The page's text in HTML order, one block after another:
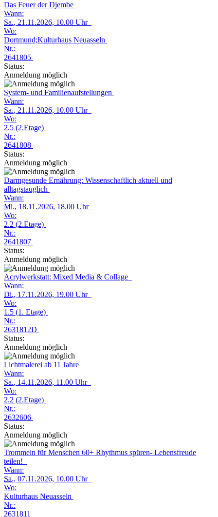
Das Feuer der Djembe
Wann:
Sa., 21.11.2026, 10.00 Uhr
Wo:
Dortmund;Kulturhaus Neuasseln
Nr.:
2641805
Status:
Anmeldung möglich
System- und Familienaufstellungen
Wann:
Sa., 21.11.2026, 10.00 Uhr
Wo:
2.5 (2.Etage)
Nr.:
2641808
Status:
Anmeldung möglich
Darmgesunde Ernährung: Wissenschaftlich aktuell und
alltagstauglich
Wann:
Mi., 18.11.2026, 18.00 Uhr
Wo:
2.2 (2.Etage)
Nr.:
2641807
Status:
Anmeldung möglich
Acrylwerkstatt: Mixed Media & Collage
Wann:
Di., 17.11.2026, 19.00 Uhr
Wo:
1.5 (1. Etage)
Nr.:
2631812D
Status:
Anmeldung möglich
Lichtmalerei ab 11 Jahre
Wann:
Sa., 14.11.2026, 11.00 Uhr
Wo:
2.2 (2.Etage)
Nr.:
2632606
Status:
Anmeldung möglich
Trommeln für Menschen 60+ Rhythmus spüren- Lebensfreude
teilen!
Wann:
Sa., 07.11.2026, 10.00 Uhr
Wo:
Kulturhaus Neuasseln
Nr.:
2631811